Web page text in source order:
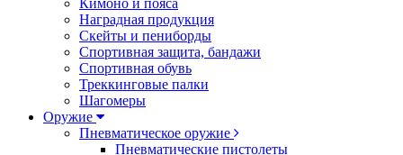
Кимоно и пояса
Наградная продукция
Скейты и пениборды
Спортивная защита, бандажи
Спортивная обувь
Треккинговые палки
Шагомеры
Оружие
Пневматическое оружие
Пневматические пистолеты